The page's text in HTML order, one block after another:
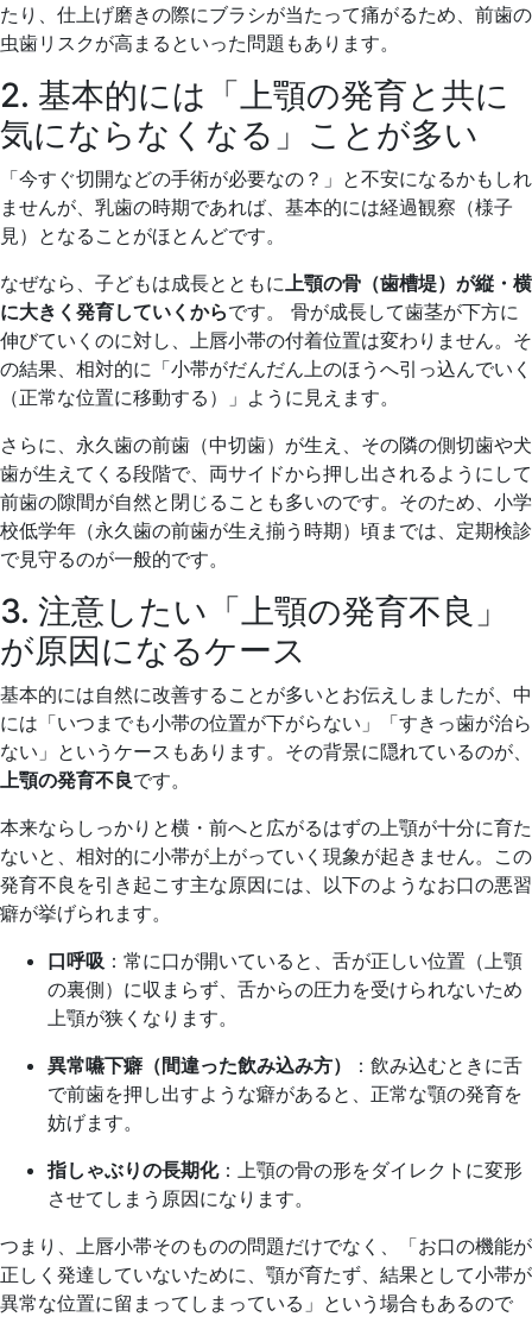
たり、仕上げ磨きの際にブラシが当たって痛がるため、前歯の
虫歯リスクが高まるといった問題もあります。
2. 基本的には「上顎の発育と共に
気にならなくなる」ことが多い
「今すぐ切開などの手術が必要なの？」と不安になるかもしれ
ませんが、乳歯の時期であれば、基本的には経過観察（様子
見）となることがほとんどです。
なぜなら、子どもは成長とともに上顎の骨（歯槽堤）が縦・横
に大きく発育していくからです。 骨が成長して歯茎が下方に
伸びていくのに対し、上唇小帯の付着位置は変わりません。そ
の結果、相対的に「小帯がだんだん上のほうへ引っ込んでいく
（正常な位置に移動する）」ように見えます。
さらに、永久歯の前歯（中切歯）が生え、その隣の側切歯や犬
歯が生えてくる段階で、両サイドから押し出されるようにして
前歯の隙間が自然と閉じることも多いのです。そのため、小学
校低学年（永久歯の前歯が生え揃う時期）頃までは、定期検診
で見守るのが一般的です。
3. 注意したい「上顎の発育不良」
が原因になるケース
基本的には自然に改善することが多いとお伝えしましたが、中
には「いつまでも小帯の位置が下がらない」「すきっ歯が治ら
ない」というケースもあります。その背景に隠れているのが、
上顎の発育不良です。
本来ならしっかりと横・前へと広がるはずの上顎が十分に育た
ないと、相対的に小帯が上がっていく現象が起きません。この
発育不良を引き起こす主な原因には、以下のようなお口の悪習
癖が挙げられます。
口呼吸 ：常に口が開いていると、舌が正しい位置（上顎
の裏側）に収まらず、舌からの圧力を受けられないため
上顎が狭くなります。
異常嚥下癖（間違った飲み込み方）
：飲み込むときに舌
で前歯を押し出すような癖があると、正常な顎の発育を
妨げます。
指しゃぶりの長期化：上顎の骨の形をダイレクトに変形
させてしまう原因になります。
つまり、上唇小帯そのものの問題だけでなく、「お口の機能が
正しく発達していないために、顎が育たず、結果として小帯が
異常な位置に留まってしまっている」という場合もあるので